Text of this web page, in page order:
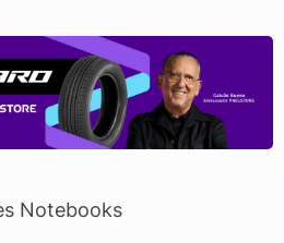
Notebooks